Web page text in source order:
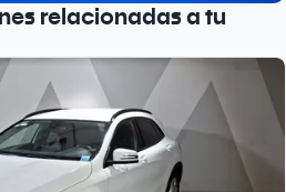
relacionadas a tu